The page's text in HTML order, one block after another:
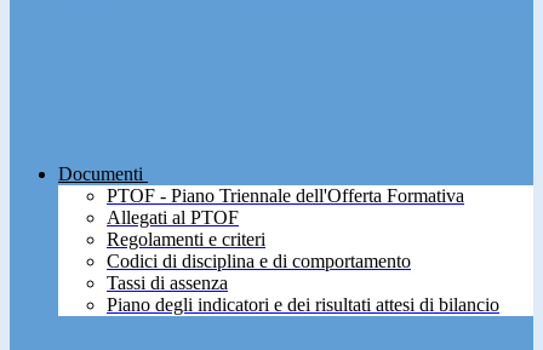
Documenti
PTOF - Piano Triennale dell'Offerta Formativa
Allegati al PTOF
Regolamenti e criteri
Codici di disciplina e di comportamento
Tassi di assenza
Piano degli indicatori e dei risultati attesi di bilancio